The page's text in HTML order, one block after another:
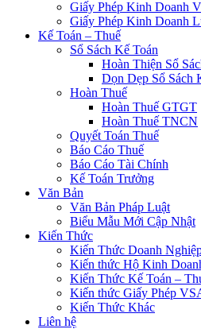
Giấy Phép Kinh Doanh
Giấy Phép Kinh Doanh
Kế Toán – Thuế
Sổ Sách Kế Toán
Hoàn Thiện Sổ
Dọn Dẹp Sổ Sách
Hoàn Thuế
Hoàn Thuế GTGT
Hoàn Thuế TNCN
Quyết Toán Thuế
Báo Cáo Thuế
Báo Cáo Tài Chính
Kế Toán Trưởng
Văn Bản
Văn Bản Pháp Luật
Biểu Mẫu Mới Cập Nhật
Kiến Thức
Kiến Thức Doanh
Kiến thức Hộ Kinh
Kiến Thức Kế Toán –
Kiến thức Giấy Phép
Kiến Thức Khác
Liên hệ